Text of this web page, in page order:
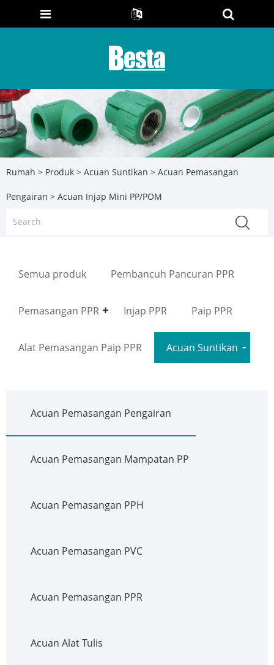
Rumah > Produk > Acuan Suntikan > Acuan Pemasangan
Pengairan > Acuan Injap Mini PP/POM
Semua produk Pembancuh Pancuran PPR
Pemasangan PPR Injap PPR Paip PPR
Alat Pemasangan Paip PPR Acuan Suntikan
Acuan Pemasangan Pengairan
Acuan Pemasangan Mampatan PP
Acuan Pemasangan PPH
Acuan Pemasangan PVC
Acuan Pemasangan PPR
Acuan Alat Tulis